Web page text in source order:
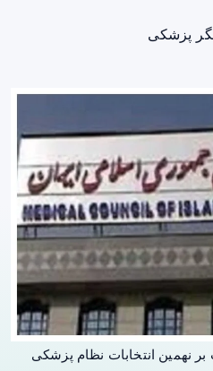
پزشکی
نهمین انتخابات نظام پزشکی